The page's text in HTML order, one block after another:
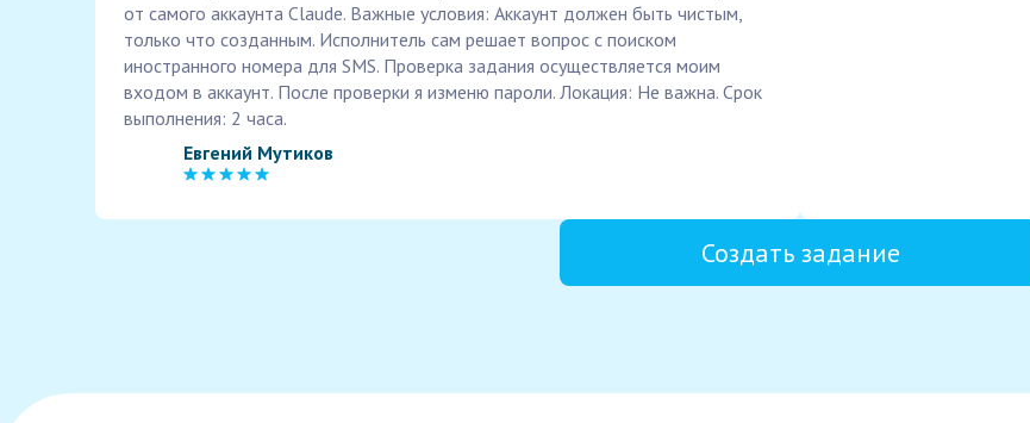
от самого аккаунта Claude. Важные условия: Аккаунт должен быть чистым,
только что созданным. Исполнитель сам решает вопрос с поиском
иностранного номера для SMS. Проверка задания осуществляется моим
входом в аккаунт. После проверки я изменю пароли. Локация: Не важна. Срок
выполнения: 2 часа.
Евгений Мутиков
Создать задание